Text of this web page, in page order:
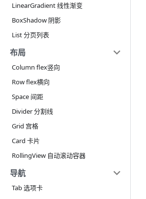
LinearGradient 线性渐变
BoxShadow 阴影
List 分页列表
布局
Column flex竖向
Row flex横向
Space 间距
Divider 分割线
Grid 宫格
Card 卡片
RollingView 自动滚动容器
导航
Tab 选项卡